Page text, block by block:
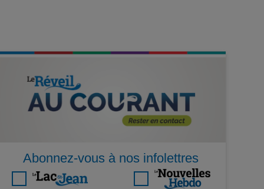
Abonnez-vous à nos infolettres